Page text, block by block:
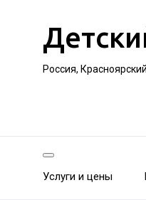
Россия,
Услуги и цены